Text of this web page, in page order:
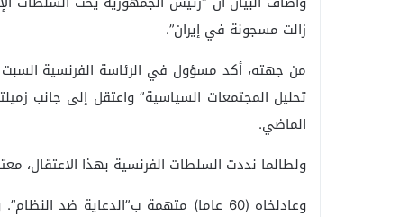
زالت مسجونة في إيران”.
من جهته، أكد مسؤول في الرئاسة الفرنسية
تحليل المجتمعات السياسية” واعتقل إلى جانب
الماضي.
ولطالما نددت السلطات الفرنسية بهذا الاعتقال،
وعادلخاه (60 عاما) متهمة ب”الدعاية ضد